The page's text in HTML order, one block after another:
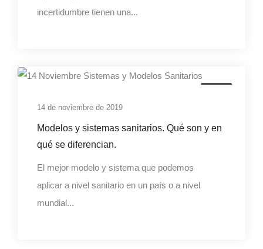
incertidumbre tienen una...
14 de noviembre de 2019
Modelos y sistemas sanitarios. Qué son y en
qué se diferencian.
El mejor modelo y sistema que podemos
aplicar a nivel sanitario en un país o a nivel
mundial...